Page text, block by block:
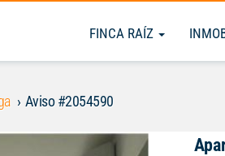
FINCA RAÍZ
Aviso #2054590